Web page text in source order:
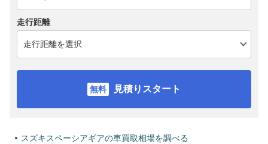
走行距離
見積りスタート
スズキスペーシアギアの車買取相場を調べる